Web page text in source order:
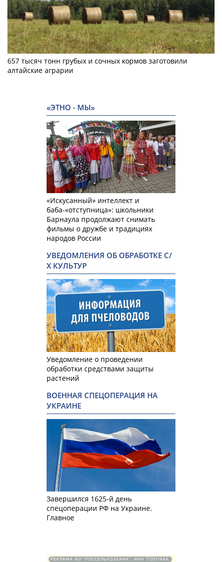
657 тысяч тонн грубых и сочных кормов заготовили
алтайские аграрии
«ЭТНО - МЫ»
«Искусанный» интеллект и
баба-«отступница»: школьники
Барнаула продолжают снимать
фильмы о дружбе и традициях
народов России
УВЕДОМЛЕНИЯ ОБ ОБРАБОТКЕ С/
Х КУЛЬТУР
Уведомление о проведении
обработки средствами защиты
растений
ВОЕННАЯ СПЕЦОПЕРАЦИЯ НА
УКРАИНЕ
Завершился 1625-й день
спецоперации РФ на Украине.
Главное
РЕКЛАМА АО "РОССЕЛЬХОЗБАНК". ИНН 772511448.